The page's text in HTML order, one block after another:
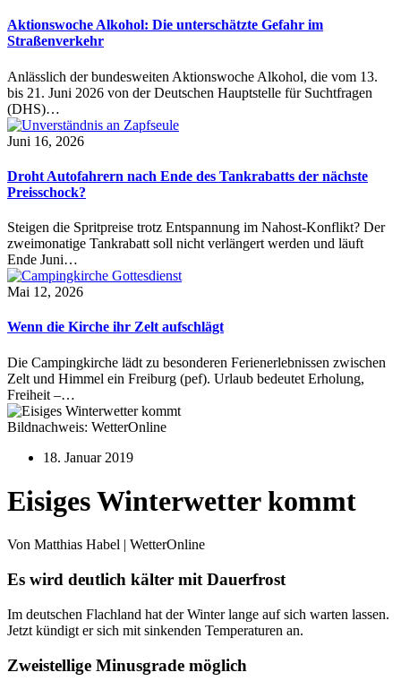
Aktionswoche Alkohol: Die unterschätzte Gefahr im
Straßenverkehr
Anlässlich der bundesweiten Aktionswoche Alkohol, die vom 13.
bis 21. Juni 2026 von der Deutschen Hauptstelle für Suchtfragen
(DHS)…
Juni 16, 2026
Droht Autofahrern nach Ende des Tankrabatts der nächste
Preisschock?
Steigen die Spritpreise trotz Entspannung im Nahost-Konflikt? Der
zweimonatige Tankrabatt soll nicht verlängert werden und läuft
Ende Juni…
Mai 12, 2026
Wenn die Kirche ihr Zelt aufschlägt
Die Campingkirche lädt zu besonderen Ferienerlebnissen zwischen
Zelt und Himmel ein Freiburg (pef). Urlaub bedeutet Erholung,
Freiheit –…
Bildnachweis: WetterOnline
18. Januar 2019
Eisiges Winterwetter kommt
Von Matthias Habel | WetterOnline
Es wird deutlich kälter mit Dauerfrost
Im deutschen Flachland hat der Winter lange auf sich warten lassen.
Jetzt kündigt er sich mit sinkenden Temperaturen an.
Zweistellige Minusgrade möglich